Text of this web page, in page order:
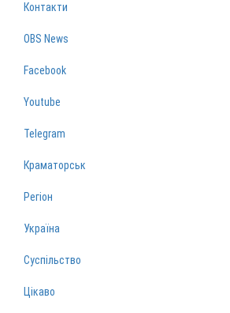
Контакти
OBS News
Facebook
Youtube
Telegram
Краматорськ
Регіон
Україна
Суспільство
Цікаво